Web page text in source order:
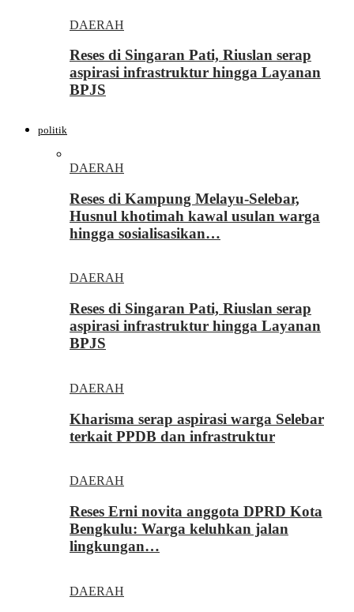
DAERAH
Reses di Singaran Pati, Riuslan serap
aspirasi infrastruktur hingga Layanan
BPJS
politik
DAERAH
Reses di Kampung Melayu-Selebar,
Husnul khotimah kawal usulan warga
hingga sosialisasikan…
DAERAH
Reses di Singaran Pati, Riuslan serap
aspirasi infrastruktur hingga Layanan
BPJS
DAERAH
Kharisma serap aspirasi warga Selebar
terkait PPDB dan infrastruktur
DAERAH
Reses Erni novita anggota DPRD Kota
Bengkulu: Warga keluhkan jalan
lingkungan…
DAERAH